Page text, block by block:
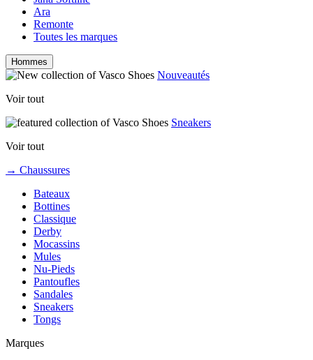
Ara
Remonte
Toutes les marques
Hommes
Nouveautés
Voir tout
Sneakers
Voir tout
→ Chaussures
Bateaux
Bottines
Classique
Derby
Mocassins
Mules
Nu-Pieds
Pantoufles
Sandales
Sneakers
Tongs
Marques